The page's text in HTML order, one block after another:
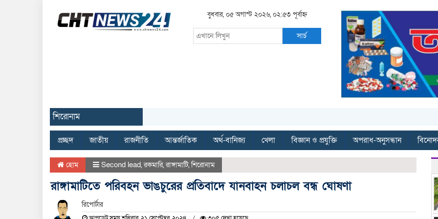
বুধবার, ০৫ অগাস্ট ২০২৬, ০২:৫৩ পূর্বাহ্ন
সার্চ
শিরোনাম
প্রচ্ছদ জাতীয় রাজনীতি আন্তর্জাতিক অর্থ-বানিজ্য খেলা বিজ্ঞান ও প্রযুক্তি অপরাধ-অনুসন্ধান
হোম Second lead,রকমারি,রাঙ্গামাটি,শিরোনাম
রাঙ্গামাটিতে পরিবহন ভাঙচুরের প্রতিবাদে যানবাহন চলাচল বন্ধ ঘোষণা
রিপোর্টার